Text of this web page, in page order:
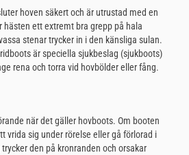
hoven säkert och är utrustad med en
ett extremt bra grepp på hala
stenar trycker in i den känsliga sulan.
är speciella sjukbeslag (sjukboots)
rena och torra vid hovbölder eller fång.
när det gäller hovboots. Om booten
vrida sig under rörelse eller gå förlorad i
den på kronranden och orsakar